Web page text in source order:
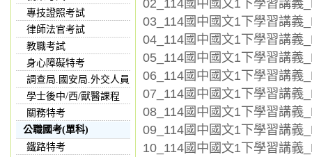
專技證照考試
律師法官考試
教職考試
身心障礙特考
調查局.國安局.外交人員
學士後中/西/獸醫課程
關務特考
公職國考(單科)
鐵路特考
02_114國中國文1下學習講義
03_114國中國文1下學習講義
04_114國中國文1下學習講義
05_114國中國文1下學習講義
06_114國中國文1下學習講義
07_114國中國文1下學習講義
08_114國中國文1下學習講義
09_114國中國文1下學習講義
10_114國中國文1下學習講義